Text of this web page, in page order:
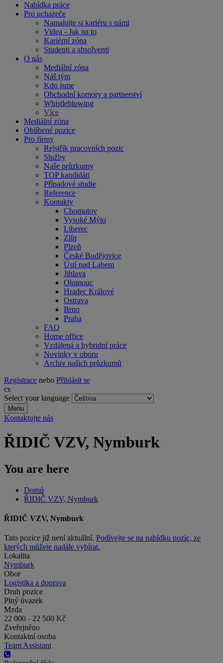
Nabídka práce
Pro uchazeče
Namalujte si kariéru s námi
Videa - Jak na to
Kariérní zóna
Studenti a absolventi
O nás
Mediální zóna
Náš tým
Kdo jsme
Obchodní komory a partnerství
Whistleblowing
Více
Mediální zóna
Oblíbené pozice
Pro firmy
Rejstřík pracovních pozic
Služby
Naše průzkumy
TOP kandidáti
Případové studie
Reference
Kontakty
Chomutov
Vysoké Mýto
Liberec
Zlín
Plzeň
České Budějovice
Ústí nad Labem
Jihlava
Olomouc
Hradec Králové
Ostrava
Brno
Praha
FAQ
Home office
Vzdálená a hybridní práce
Novinky v oboru
Archiv našich průzkumů
Registrace nebo Přihlásit se
cs
Select your language
Menu
Kontaktujte nás
ŘIDIČ VZV, Nymburk
You are here
Domů
ŘIDIČ VZV, Nymburk
ŘIDIČ VZV, Nymburk
Tato pozice již není aktuální. Podívejte se na nabídku pozic, ze
kterých můžete nadále vybírat.
Lokalita
Nymburk
Obor
Logistika a doprava
Druh pozice
Plný úvazek
Mzda
22 000 - 22 500 Kč
Zveřejněno
Kontaktní osoba
Team Assistant